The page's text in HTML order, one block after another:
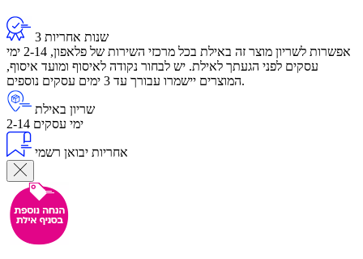
3 שנות אחריות
אפשרות לשריון מוצר זה באילת בכל מרכזי השירות של פלאפון, 2-14 ימי
עסקים לפני הגעתך לאילת. יש לבחור נקודה לאיסוף ומועד איסוף,
המוצרים יישמרו עבורך עד 3 ימים עסקים נוספים.
שריון באילת
2-14 ימי עסקים
אחריות יבואן רשמי